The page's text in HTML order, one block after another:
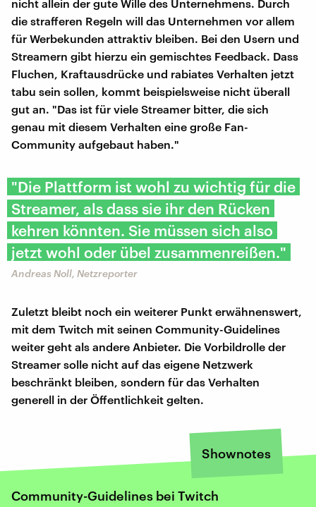
nicht allein der gute Wille des Unternehmens. Durch
die strafferen Regeln will das Unternehmen vor allem
für Werbekunden attraktiv bleiben. Bei den Usern und
Streamern gibt hierzu ein gemischtes Feedback. Dass
Fluchen, Kraftausdrücke und rabiates Verhalten jetzt
tabu sein sollen, kommt beispielsweise nicht überall
gut an. "Das ist für viele Streamer bitter, die sich
genau mit diesem Verhalten eine große Fan-
Community aufgebaut haben."
"Die Plattform ist wohl zu wichtig für die
Streamer, als dass sie ihr den Rücken
kehren könnten. Sie müssen sich also
jetzt wohl oder übel zusammenreißen."
Andreas Noll, Netzreporter
Zuletzt bleibt noch ein weiterer Punkt erwähnenswert,
mit dem Twitch mit seinen Community-Guidelines
weiter geht als andere Anbieter. Die Vorbildrolle der
Streamer solle nicht auf das eigene Netzwerk
beschränkt bleiben, sondern für das Verhalten
generell in der Öffentlichkeit gelten.
Shownotes
Community-Guidelines bei Twitch